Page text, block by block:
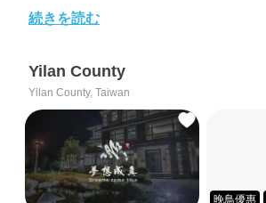
続きを読む
Yilan County
Yilan County, Taiwan
晚鳥優惠